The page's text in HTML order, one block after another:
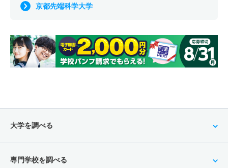
京都先端科学大学
大学を調べる
専門学校を調べる